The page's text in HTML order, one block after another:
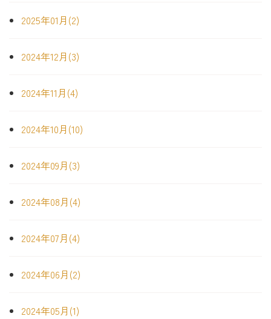
2025年01月(2)
2024年12月(3)
2024年11月(4)
2024年10月(10)
2024年09月(3)
2024年08月(4)
2024年07月(4)
2024年06月(2)
2024年05月(1)